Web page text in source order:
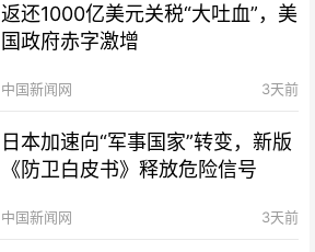
返还1000亿美元关税“大吐血”，美
国政府赤字激增
中国新闻网 3天前
日本加速向“军事国家”转变，新版
《防卫白皮书》释放危险信号
中国新闻网 3天前